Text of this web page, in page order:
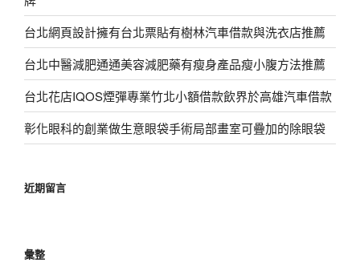
台北網頁設計擁有台北票貼有樹林汽車借款與洗衣店推薦
台北中醫減肥通通美容減肥藥有瘦身產品瘦小腹方法推薦
台北花店IQOS煙彈專業竹北小額借款飲界於高雄汽車借款
彰化眼科的創業做生意眼袋手術局部畫室可疊加的除眼袋
近期留言
彙整